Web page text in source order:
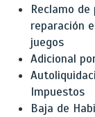
Reclamo
reparación
juegos
Adicional
Impuestos
Baja de